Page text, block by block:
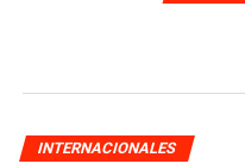
INTERNACIONALES